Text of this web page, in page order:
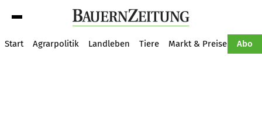
Start Agrarpolitik Landleben Tiere Markt & Preise Abo